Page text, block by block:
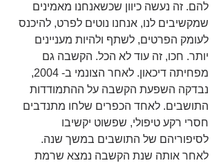
להם. זה נעשה כיוון שכשאנחנו מאמינים
שמקשיבים לנו, אנחנו נוטים לפרט, להיכנס
לעומק הפרטים, לשתף ולהיות מעניינים
יותר. חכו, זה עוד לא הכל. הקשבה גם
מפחיתה דיכאון. לאחר הצונמי ב- 2004,
נבדקה השפעת הקשבה על ההתמודדות
התושבים. לאחד הכפרים שלחו מתנדבים
חסרי רקע טיפולי, שפשוט יקשיבו
לסיפוריהם של התושבים במשך שנה.
לאחר אותה שנת הקשבה נמצא שרמת